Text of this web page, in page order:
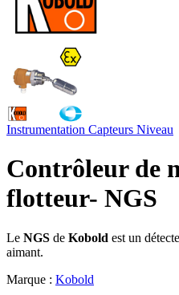
Instrumentation Capteurs Niveau
Contrôleur de
flotteur- NGS
Le NGS de Kobold est un
aimant.
Marque : Kobold